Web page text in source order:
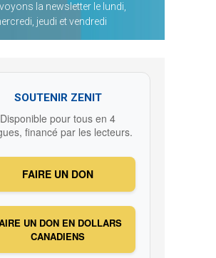
la newsletter le lundi,
jeudi et vendredi
SOUTENIR ZENIT
Disponible pour tous en 4
financé par les lecteurs.
FAIRE UN DON
UN DON EN DOLLARS
CANADIENS